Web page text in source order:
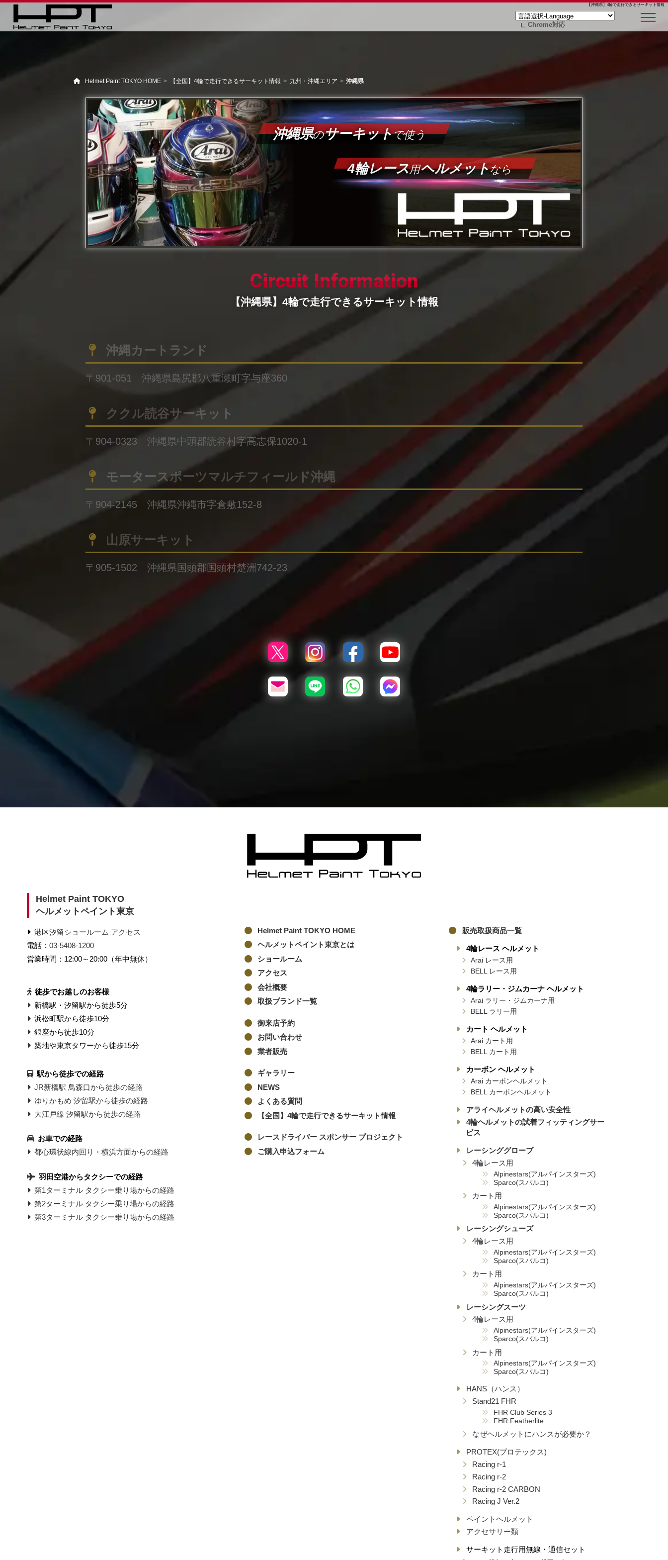
【沖縄県】4輪で走行できるサーキット情報
Chrome対応
Helmet Paint TOKYO HOME 【全国】4輪で走行できるサーキット情報 九州・沖縄エリア 沖縄県
沖縄県のサーキットで使う
4輪レース用ヘルメットなら
Circuit Information
【沖縄県】4輪で走行できるサーキット情報
沖縄カートランド
〒901-051 沖縄県島尻郡八重瀬町字与座360
ククル読谷サーキット
〒904-0323 沖縄県中頭郡読谷村字高志保1020-1
モータースポーツマルチフィールド沖縄
〒904-2145 沖縄県沖縄市字倉敷152-8
山原サーキット
〒905-1502 沖縄県国頭郡国頭村楚洲742-23
Helmet Paint TOKYO
ヘルメットペイント東京
港区汐留ショールーム アクセス
電話： 03-5408-1200
営業時間：12:00～20:00（年中無休）
徒歩でお越しのお客様
新橋駅・汐留駅から徒歩5分
浜松町駅から徒歩10分
銀座から徒歩10分
築地や東京タワーから徒歩15分
駅から徒歩での経路
JR新橋駅 鳥森口から徒歩の経路
ゆりかもめ 汐留駅から徒歩の経路
大江戸線 汐留駅から徒歩の経路
お車での経路
都心環状線内回り・横浜方面からの経路
羽田空港からタクシーでの経路
第1ターミナル タクシー乗り場からの経路
第2ターミナル タクシー乗り場からの経路
第3ターミナル タクシー乗り場からの経路
Helmet Paint TOKYO HOME
ヘルメットペイント東京とは
ショールーム
アクセス
会社概要
取扱ブランド一覧
御来店予約
お問い合わせ
業者販売
ギャラリー
NEWS
よくある質問
【全国】4輪で走行できるサーキット情報
レースドライバー スポンサー プロジェクト
ご購入申込フォーム
販売取扱商品一覧
4輪レース ヘルメット
Arai レース用
BELL レース用
4輪ラリー・ジムカーナ ヘルメット
Arai ラリー・ジムカーナ用
BELL ラリー用
カート ヘルメット
Arai カート用
BELL カート用
カーボン ヘルメット
Arai カーボンヘルメット
BELL カーボンヘルメット
アライヘルメットの高い安全性
4輪ヘルメットの試着フィッティングサー
ビス
レーシンググローブ
4輪レース用
Alpinestars(アルパインスターズ)
Sparco(スパルコ)
カート用
Alpinestars(アルパインスターズ)
Sparco(スパルコ)
レーシングシューズ
4輪レース用
Alpinestars(アルパインスターズ)
Sparco(スパルコ)
カート用
Alpinestars(アルパインスターズ)
Sparco(スパルコ)
レーシングスーツ
4輪レース用
Alpinestars(アルパインスターズ)
Sparco(スパルコ)
カート用
Alpinestars(アルパインスターズ)
Sparco(スパルコ)
HANS（ハンス）
Stand21 FHR
FHR Club Series 3
FHR Featherlite
なぜヘルメットにハンスが必要か？
PROTEX(プロテックス)
Racing r-1
Racing r-2
Racing r-2 CARBON
Racing J Ver.2
ペイントヘルメット
アクセサリー類
サーキット走行用無線・通信セット